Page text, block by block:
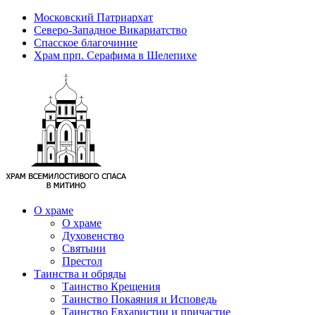
Московский Патриархат
Северо-Западное Викариатство
Спасское благочиние
Храм прп. Серафима в Шелепихе
О храме
О храме
Духовенство
Святыни
Престол
Таинства и обряды
Таинство Крещения
Таинство Покаяния и Исповедь
Таинство Евхаристии и причастие